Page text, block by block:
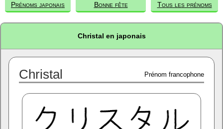
Prénoms japonais Bonne fête Tous les prénoms
Christal en japonais
Christal Prénom francophone